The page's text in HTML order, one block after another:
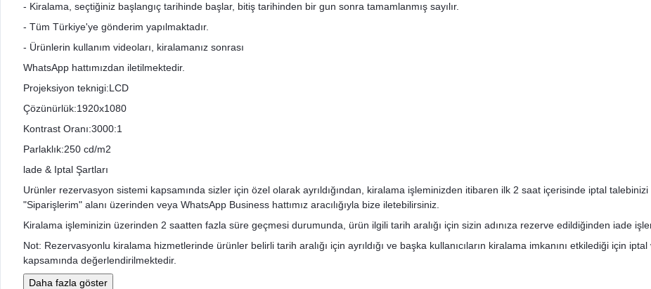
- Kiralama, seçtiğiniz başlangıç tarihinde başlar, bitiş tarihinden bir gun sonra tamamlanmış sayılır.
- Tüm Türkiye'ye gönderim yapılmaktadır.
- Ürünlerin kullanım videoları, kiralamanız sonrası
WhatsApp hattımızdan iletilmektedir.
Projeksiyon teknigi:LCD
Çözünürlük:1920x1080
Kontrast Oranı:3000:1
Parlaklık:250 cd/m2
lade & Iptal Şartları
Urünler rezervasyon sistemi kapsamında sizler için özel olarak ayrıldığından, kiralama işleminizden itibaren ilk 2 saat içerisinde iptal
"Siparişlerim" alanı üzerinden veya WhatsApp Business hattımız aracılığıyla bize iletebilirsiniz.
Kiralama işleminizin üzerinden 2 saatten fazla süre geçmesi durumunda, ürün ilgili tarih aralığı için sizin adınıza rezerve edildiğinden iade
Not: Rezervasyonlu kiralama hizmetlerinde ürünler belirli tarih aralığı için ayrıldığı ve başka kullanıcıların kiralama imkanını etkilediği için
kapsamında değerlendirilmektedir.
Daha fazla göster